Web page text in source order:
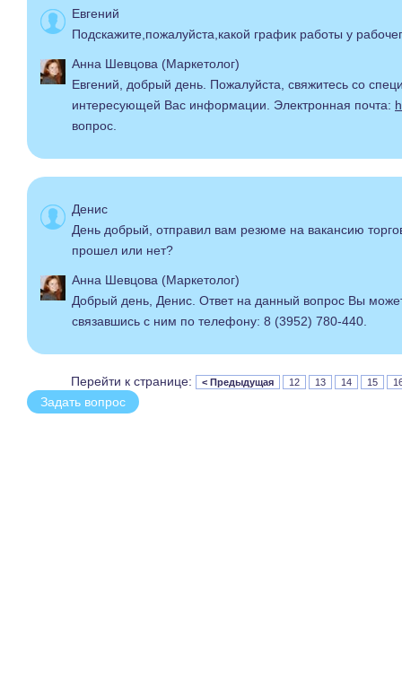
Евгений
Подскажите,пожалуйста,какой график работы у
Анна Шевцова (Маркетолог)
Евгений, добрый день. Пожалуйста, свяжитесь со
интересующей Вас информации. Электронная почта:
вопрос.
Денис
День добрый, отправил вам резюме на вакансию
прошел или нет?
Анна Шевцова (Маркетолог)
Добрый день, Денис. Ответ на данный вопрос Вы
связавшись с ним по телефону: 8 (3952) 780-440.
Перейти к странице: < Предыдущая 12 13 14 15
Задать вопрос